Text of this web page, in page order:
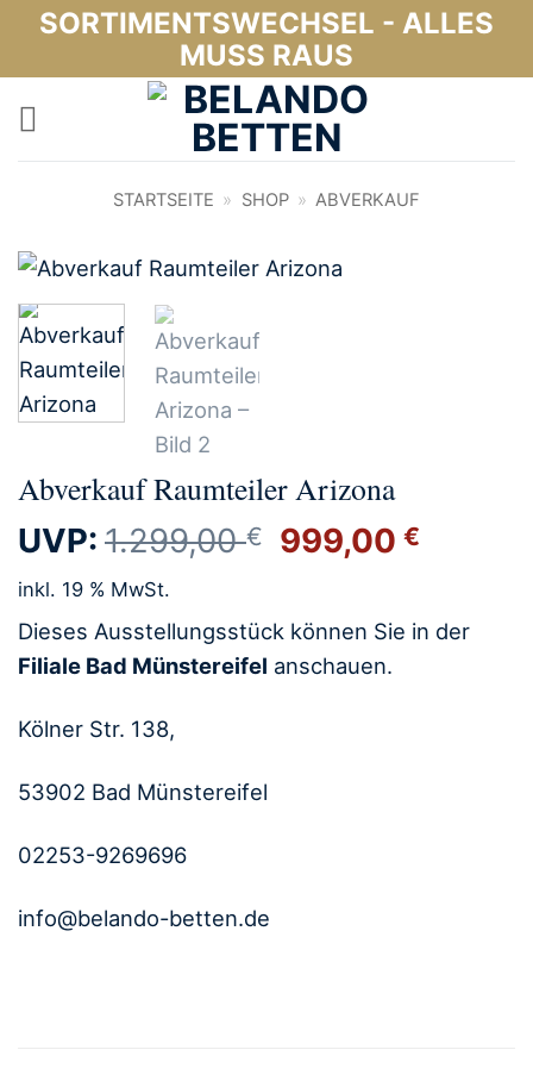
Zum
springen
SORTIMENTSWECHSEL - ALLES
MUSS RAUS
STARTSEITE » SHOP » ABVERKAUF
Abverkauf Raumteiler Arizona
UVP: 1.299,00€ Ursprünglicher
Preis
1.299,00 €
999,00€
inkl. 19 % MwSt.
Dieses Ausstellungsstück können Sie in der
Filiale Bad Münstereifel anschauen.
Kölner Str. 138,
53902 Bad Münstereifel
02253-9269696
info@belando-betten.de